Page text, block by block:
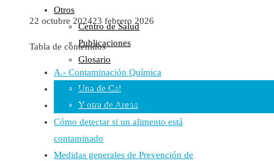
Cara Oscura Sanidad
Humor
Cal y Arena
Una de Cal
Y otra de Arena
Noticias Sanitarias
Enlaces
Otros
Centro de Salud
Publicaciones
Glosario
22 octubre 202423 febrero 2026
Tabla de contenidos
A.- Contaminación Química
B.- Contaminación Biológica
C.- Contaminación Física
Cómo detectar si un alimento está
contaminado
Medidas generales de Prevención de